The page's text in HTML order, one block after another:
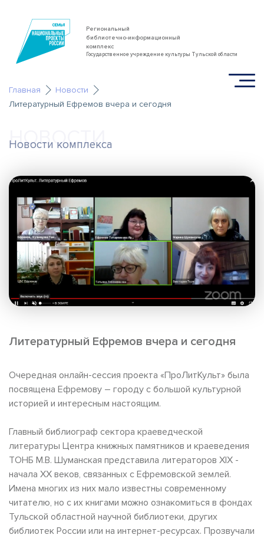
Региональный
библиотечно-информационный
комплекс
Государственное учреждение культуры Тульской области
Главная
Новости
Литературный Ефремов вчера и сегодня
Новости комплекса
НОВОСТИ
Литературный Ефремов вчера и сегодня
Очередная онлайн-сессия проекта «ПроЛитКульт» была
посвящена Ефремову – городу с большой культурной
историей и интересным настоящим.
Главный библиограф сектора краеведческой
литературы Центра книжных памятников и краеведения
ТОНБ М.В. Шуманская представила литераторов XIX -
начала XX веков, связанных с Ефремовской землей.
Имена многих из них мало известны современному
читателю, но с их книгами можно ознакомиться в фондах
Тульской областной научной библиотеки, других
библиотек России или на интернет-ресурсах. Прозвучали